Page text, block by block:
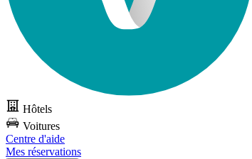
Hôtels
Voitures
Centre d'aide
Mes réservations